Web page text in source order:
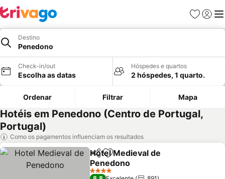
Favoritos
Iniciar
Destino
Penedono
Check-in/out
Escolha as datas
Hóspedes e quartos
2 hóspedes, 1 quarto.
Ordenar Filtrar Mapa
Hotéis em Penedono (Centro de Portugal,
Portugal)
Como os pagamentos influenciam os resultados
PartilharAdicionar aos favoritos
Hotel Medieval de
Penedono
4 Estrelas